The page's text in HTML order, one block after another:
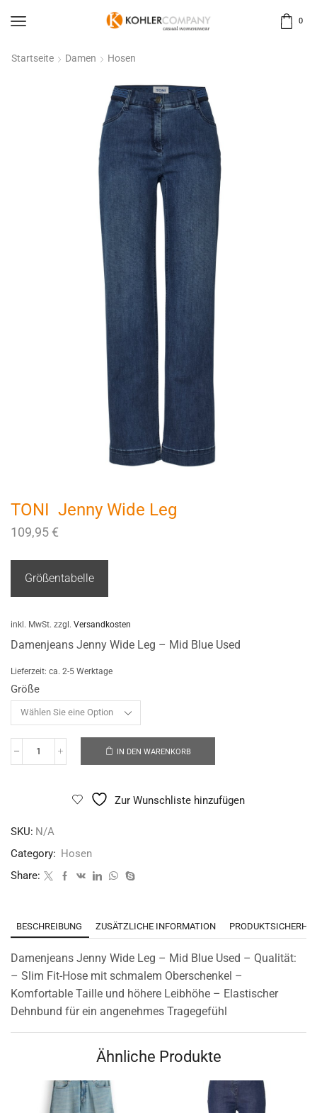
0
Startseite Damen Hosen
TONI Jenny Wide Leg
109,95 €
Größentabelle
inkl. MwSt. zzgl. Versandkosten
Damenjeans Jenny Wide Leg – Mid Blue Used
Lieferzeit: ca. 2-5 Werktage
Größe
IN DEN WARENKORB
Zur Wunschliste hinzufügen
SKU: N/A
Category: Hosen
Share:
BESCHREIBUNG ZUSÄTZLICHE INFORMATION
Damenjeans Jenny Wide Leg – Mid Blue Used – Qualität:
– Slim Fit-Hose mit schmalem Oberschenkel –
Komfortable Taille und höhere Leibhöhe – Elastischer
Dehnbund für ein angenehmes Tragegefühl
Ähnliche Produkte